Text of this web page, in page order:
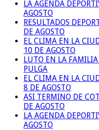
LA AGENDA
AGOSTO
RESULTADOS
DE AGOSTO
EL CLIMA EN LA
10 DE AGOSTO
LUTO EN LA FAMILIA
PULGA
EL CLIMA EN LA
8 DE AGOSTO
ASI TERMINO DE
DE AGOSTO
LA AGENDA
AGOSTO